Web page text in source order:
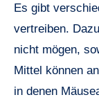
Es gibt
vertreiben.
nicht mögen,
Mittel können
in denen